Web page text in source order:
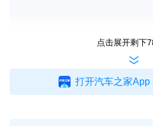
此次，官方还重点公布了
进阶型的配置，也就是星光S
配置上，星光S全系标配
点击展开剩下
打开汽车之家App